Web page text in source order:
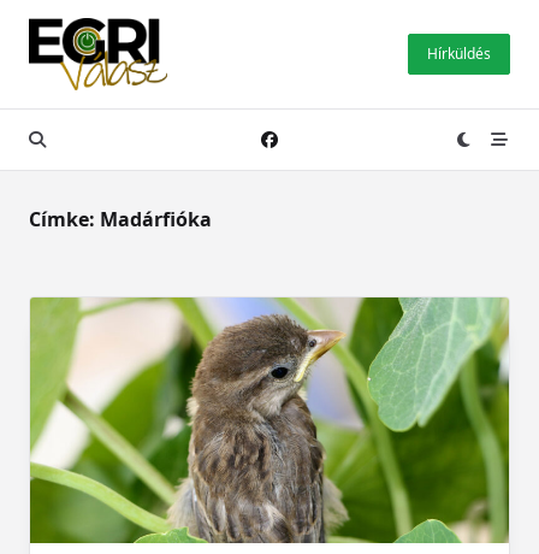
Skip
content
Hírküldés
Címke: Madárfióka